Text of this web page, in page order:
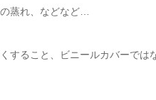
蒸れ、などなど…
すること、ビニールカバーでは